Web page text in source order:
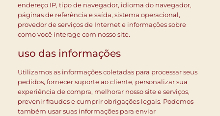
endereço IP, tipo de navegador, idioma do navegador,
páginas de referência e saída, sistema operacional,
provedor de serviços de Internet e informações sobre
como você interage com nosso site.
uso das informações
Utilizamos as informações coletadas para processar seus
pedidos, fornecer suporte ao cliente, personalizar sua
experiência de compra, melhorar nosso site e serviços,
prevenir fraudes e cumprir obrigações legais. Podemos
também usar suas informações para enviar